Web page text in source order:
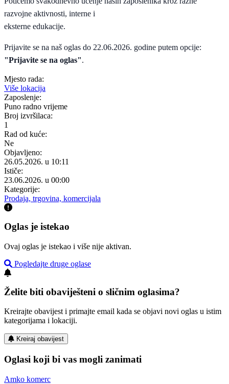
razvojne aktivnosti, interne i
eksterne edukacije.
Prijavite se na naš oglas do 22.06.2026. godine putem opcije:
"Prijavite se na oglas".
Mjesto rada:
Više lokacija
Zaposlenje:
Puno radno vrijeme
Broj izvršilaca:
1
Rad od kuće:
Ne
Objavljeno:
26.05.2026. u 10:11
Ističe:
23.06.2026. u 00:00
Kategorije:
Prodaja, trgovina, komercijala
Oglas je istekao
Ovaj oglas je istekao i više nije aktivan.
Pogledajte druge oglase
Želite biti obaviješteni o sličnim oglasima?
Kreirajte obavijest i primajte email kada se objavi novi oglas u istim
kategorijama i lokaciji.
Kreiraj obavijest
Oglasi koji bi vas mogli zanimati
Amko komerc